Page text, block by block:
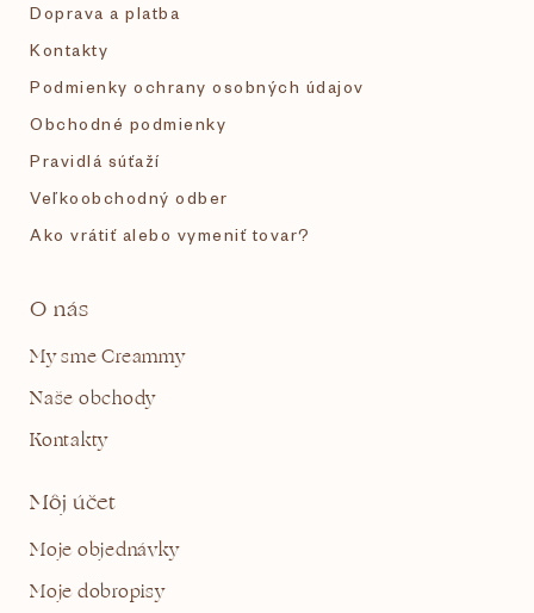
Doprava a platba
Kontakty
Podmienky ochrany osobných údajov
Obchodné podmienky
Pravidlá súťaží
Veľkoobchodný odber
Ako vrátiť alebo vymeniť tovar?
O nás
My sme Creammy
Naše obchody
Kontakty
Môj účet
Moje objednávky
Moje dobropisy